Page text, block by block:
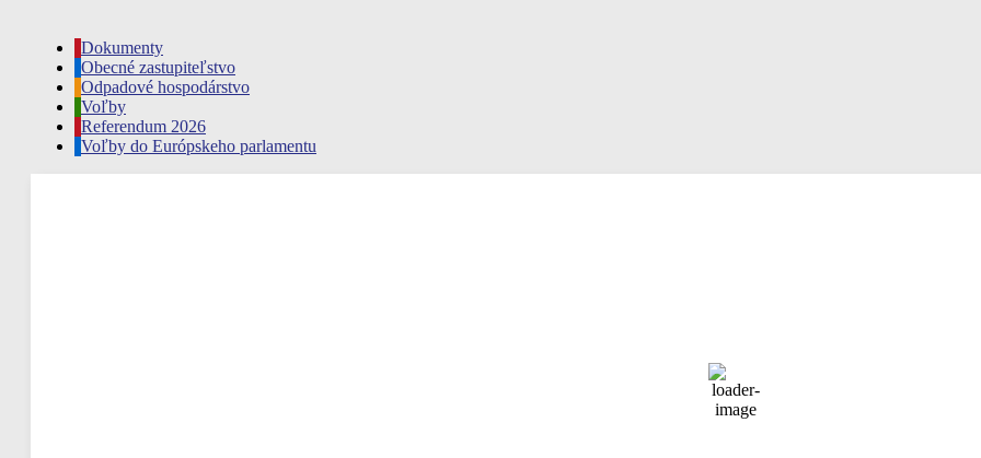
Dokumenty
Obecné zastupiteľstvo
Odpadové hospodárstvo
Voľby
Referendum 2026
Voľby do Európskeho parlamentu